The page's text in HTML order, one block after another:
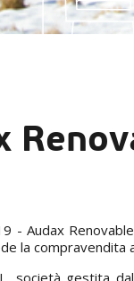
- Audax
la compravendita
società gestita